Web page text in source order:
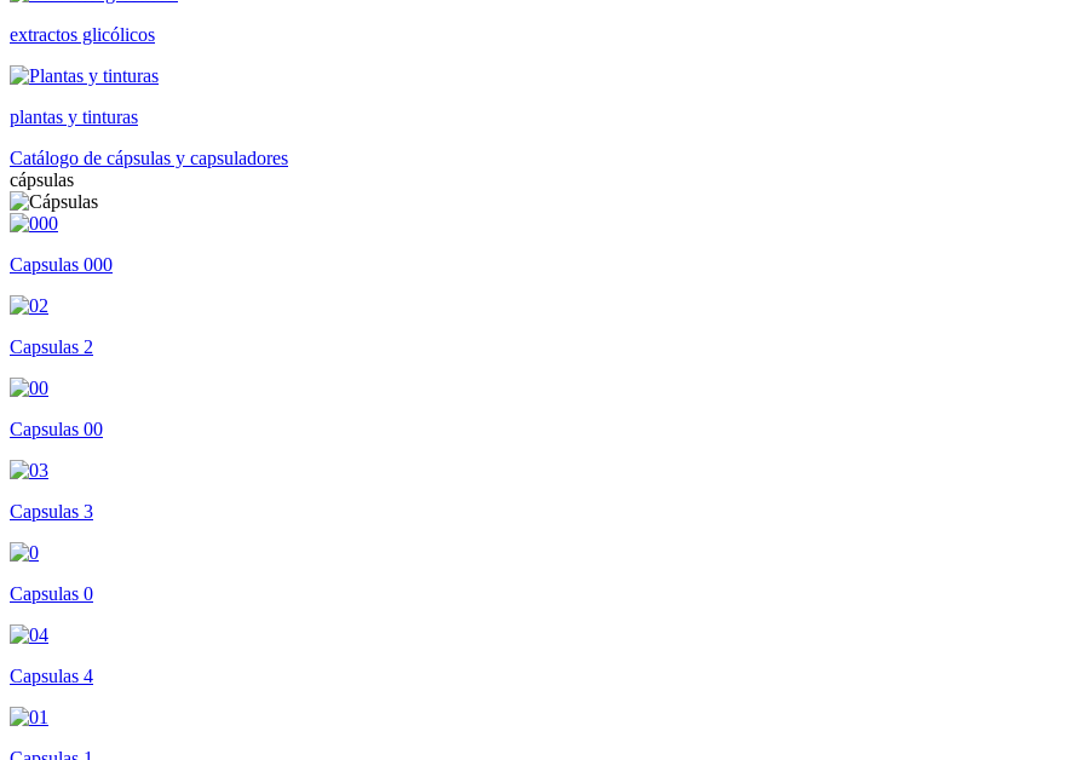
extractos glicólicos
plantas y tinturas
Catálogo de cápsulas y capsuladores
cápsulas
Capsulas 000
Capsulas 2
Capsulas 00
Capsulas 3
Capsulas 0
Capsulas 4